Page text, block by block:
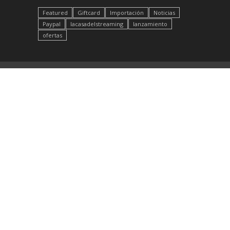
Featured Giftcard Importación
Noticias
Paypal
lacasadelstreaming
lanzamiento
ofertas